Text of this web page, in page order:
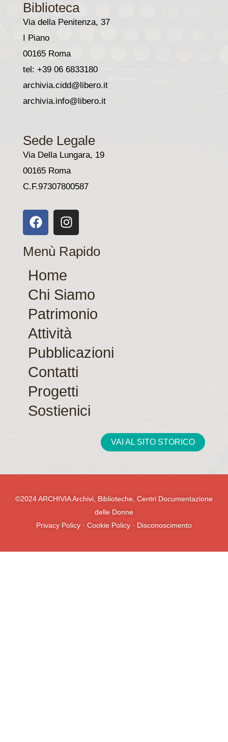
Biblioteca
Via della Penitenza, 37
I Piano
00165 Roma
tel: +39 06 6833180
archivia.cidd@libero.it
archivia.info@libero.it
Sede Legale
Via Della Lungara, 19
00165 Roma
C.F.97307800587
F
a
e
o
o
k
I
n
t
g
r
a
m
Menù Rapido
Home
Chi Siamo
Patrimonio
Attività
Pubblicazioni
Contatti
Progetti
Sostienici
VAI AL SITO STORICO
©2024 ARCHIVIA Archivi, Biblioteche, Centri Documentazione
delle Donne
Privacy Policy · Cookie Policy · Disconoscimento